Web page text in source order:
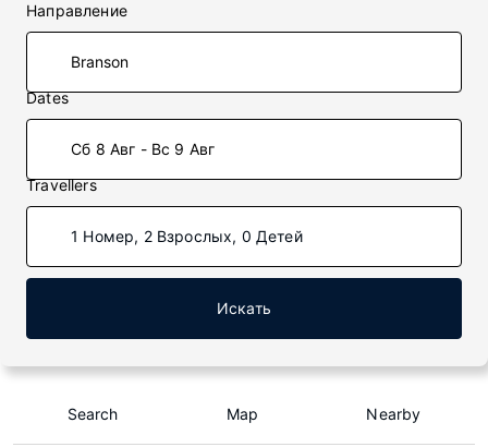
Направление
Dates
Сб 8 Авг - Вс 9 Авг
Travellers
1 Номер, 2 Взрослых, 0 Детей
Искать
Search Map Nearby